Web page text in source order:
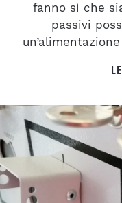
BIM
REFERENZE
LAVORA CON
fanno sì che
passivi
della
stabile ed
competenza ed
dei vostri